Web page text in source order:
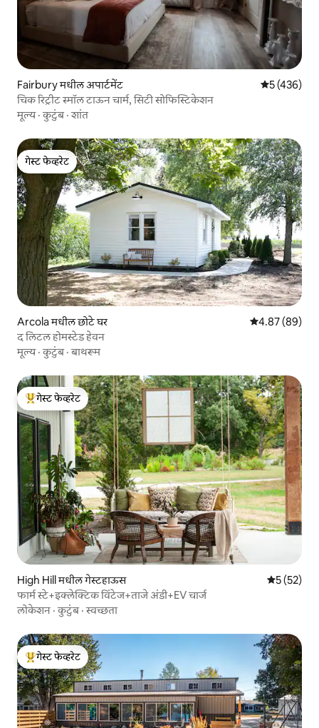
Fairbury मधील अपार्टमेंट 5 पैकी 5
5 (436)
चिक रिट्रीट स्मॉल टाऊन चार्म, सिटी सोफिस्टिकेशन
मूल्य·कुटुंब·शांत
गेस्ट फेव्हरेट
गेस्ट फेव्हरेट
Arcola मधील छोटे घर 5 पैकी 4.87
4.87 (89)
द लिटल होमस्टेड हेवन
मूल्य·कुटुंब·बाथरूम
टॉप गेस्ट फेव्हरेट
गेस्ट फेव्हरेट
High Hill मधील गेस्टहाऊस 5 पैकी 5
5 (52)
फार्म स्टे+इक्लेक्टिक विंटेज+ताजे अंडी+EV चार्ज
लोकेशन ·कुटुंब·स्वच्छता
टॉप गेस्ट फेव्हरेट
गेस्ट फेव्हरेट